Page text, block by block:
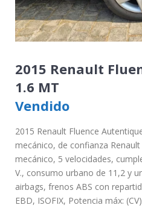
2015 Renault
1.6 MT
Vendido
2015 Renault Fluence
mecánico, de confianza
mecánico, 5 velocidades,
V., consumo urbano de 11,2 y
airbags, frenos ABS con
EBD, ISOFIX, Potencia máx: